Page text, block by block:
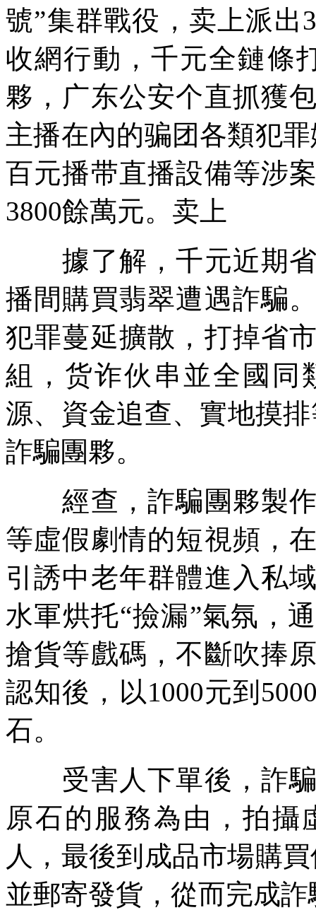
號”集群戰役，卖上派出
收網行動，千元全鏈條
夥，广东公安个直抓獲
主播在內的骗团各類犯
百元播带直播設備等涉
3800餘萬元。卖上
據了解，千元近期省
播間購買翡翠遭遇詐騙
犯罪蔓延擴散，打掉省
組，货诈伙串並全國同
源、資金追查、實地摸
詐騙團夥。
經查，詐騙團夥製作
等虛假劇情的短視頻，
引誘中老年群體進入私
水軍烘托“撿漏”氣氛，
搶貨等戲碼，不斷吹捧
認知後，以1000元到
石。
受害人下單後，詐騙
原石的服務為由，拍攝
人，最後到成品市場購
並郵寄發貨，從而完成詐